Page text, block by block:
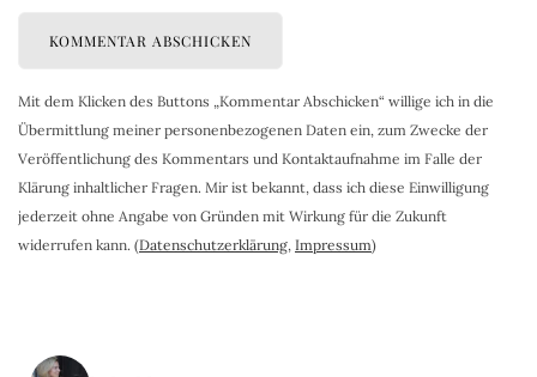
Mit dem Klicken des Buttons „Kommentar Abschicken“ willige ich in die
Übermittlung meiner personenbezogenen Daten ein, zum Zwecke der
Veröffentlichung des Kommentars und Kontaktaufnahme im Falle der
Klärung inhaltlicher Fragen. Mir ist bekannt, dass ich diese Einwilligung
jederzeit ohne Angabe von Gründen mit Wirkung für die Zukunft
widerrufen kann. (Datenschutzerklärung, Impressum)